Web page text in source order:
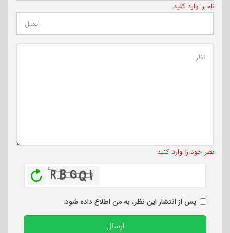
نام را وارد کنید
نظر خود را وارد کنید
پس از انتشار این نظر، به من اطلاع داده شود.
ارسال